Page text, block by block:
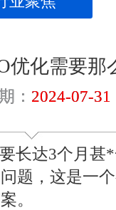
优化需要那
： 2024-07-31
长达3个月甚
题，这是一
。